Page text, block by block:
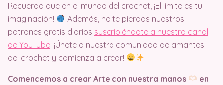
Recuerda que en el mundo del crochet, ¡El límite es tu
imaginación!
Además, no te pierdas nuestros
patrones gratis diarios suscribiéndote a nuestro canal
de YouTube. ¡Únete a nuestra comunidad de amantes
del crochet y comienza a crear!
Comencemos a crear Arte con nuestra manos
en